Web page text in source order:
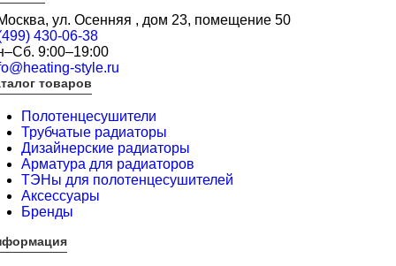
ул. Осенняя , дом 23, помещение 50
430-06-38
9:00–19:00
style.ru
товаров
Полотенцесушители
Трубчатые радиаторы
Дизайнерские радиаторы
Арматура для радиаторов
ТЭНы для полотенцесушителей
Аксессуары
Бренды